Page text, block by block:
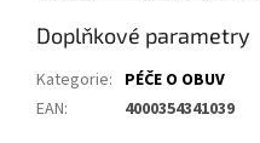
Doplňkové parametry
Kategorie: PÉČE O OBUV
EAN: 4000354341039